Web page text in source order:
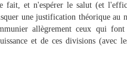
fait, et n'espérer le salut (et
une justification théorique
allègrement ceux qui
et de ces divisions (avec